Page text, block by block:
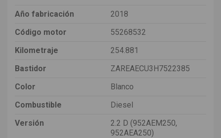
Año fabricación
2018
Código motor
55268532
Kilometraje
254.881
Bastidor
ZAREAECU3H7522385
Color
Blanco
Combustible
Diesel
Versión
2.2 D (952AEM250,
952AEA250)